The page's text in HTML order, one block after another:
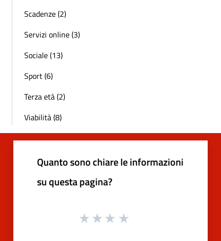
Scadenze (2)
Servizi online (3)
Sociale (13)
Sport (6)
Terza età (2)
Viabilità (8)
Quanto sono chiare le informazioni
su questa pagina?